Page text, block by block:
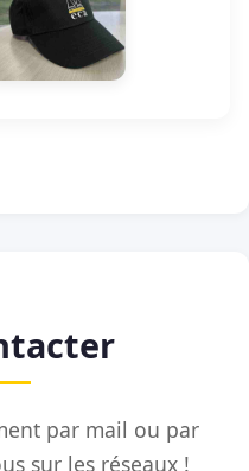
par mail ou par
sur les réseaux !